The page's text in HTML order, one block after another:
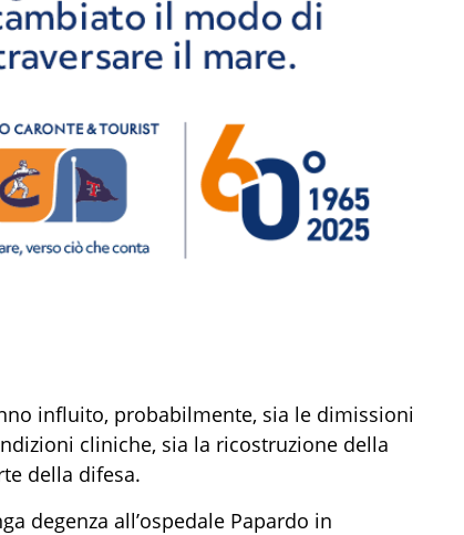
influito, probabilmente, sia le dimissioni
cliniche, sia la ricostruzione della
della difesa.
degenza all’ospedale Papardo in